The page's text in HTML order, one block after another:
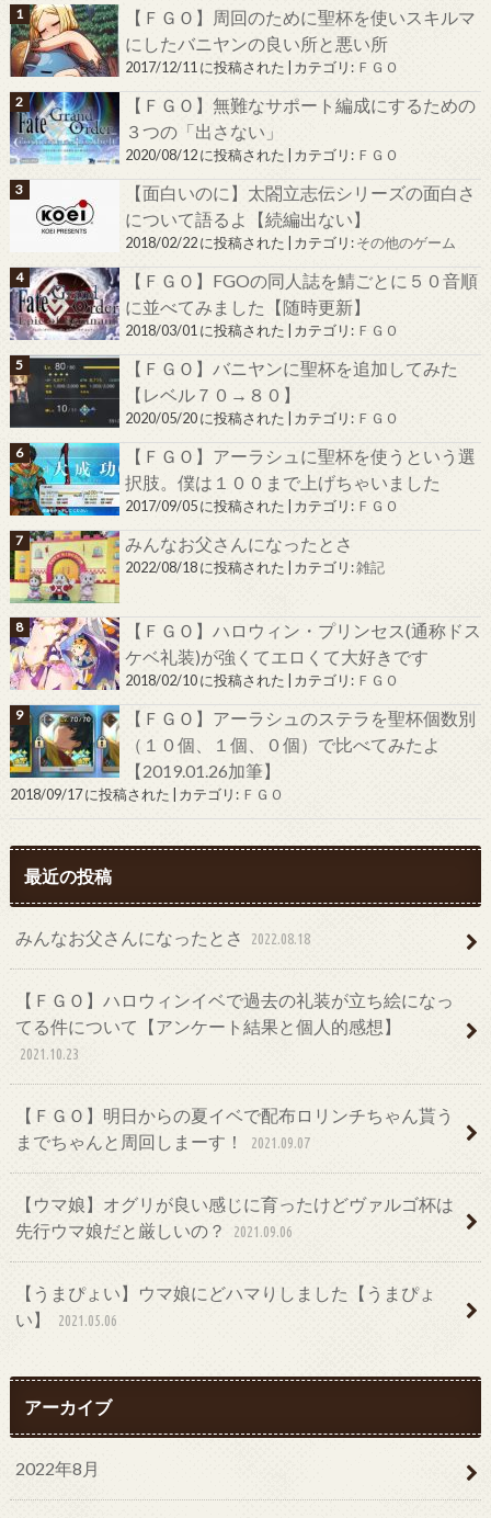
【ＦＧＯ】周回のために聖杯を使いスキルマ
にしたバニヤンの良い所と悪い所
2017/12/11 に投稿された | カテゴリ: ＦＧＯ
【ＦＧＯ】無難なサポート編成にするための
３つの「出さない」
2020/08/12 に投稿された | カテゴリ: ＦＧＯ
【面白いのに】太閤立志伝シリーズの面白さ
について語るよ【続編出ない】
2018/02/22 に投稿された | カテゴリ:その他のゲーム
【ＦＧＯ】FGOの同人誌を鯖ごとに５０音順
に並べてみました【随時更新】
2018/03/01 に投稿された | カテゴリ: ＦＧＯ
【ＦＧＯ】バニヤンに聖杯を追加してみた
【レベル７０→８０】
2020/05/20 に投稿された | カテゴリ: ＦＧＯ
【ＦＧＯ】アーラシュに聖杯を使うという選
択肢。僕は１００まで上げちゃいました
2017/09/05 に投稿された | カテゴリ: ＦＧＯ
みんなお父さんになったとさ
2022/08/18 に投稿された | カテゴリ:雑記
【ＦＧＯ】ハロウィン・プリンセス(通称ドス
ケベ礼装)が強くてエロくて大好きです
2018/02/10 に投稿された | カテゴリ: ＦＧＯ
【ＦＧＯ】アーラシュのステラを聖杯個数別
（１０個、１個、０個）で比べてみたよ
【2019.01.26加筆】
2018/09/17 に投稿された | カテゴリ: ＦＧＯ
最近の投稿
みんなお父さんになったとさ 2022.08.18
【ＦＧＯ】ハロウィンイベで過去の礼装が立ち絵になっ
てる件について【アンケート結果と個人的感想】
2021.10.23
【ＦＧＯ】明日からの夏イベで配布ロリンチちゃん貰う
までちゃんと周回しまーす！
2021.09.07
【ウマ娘】オグリが良い感じに育ったけどヴァルゴ杯は
先行ウマ娘だと厳しいの？
2021.09.06
【うまぴょい】ウマ娘にどハマりしました【うまぴょ
い】
2021.05.06
アーカイブ
2022年8月